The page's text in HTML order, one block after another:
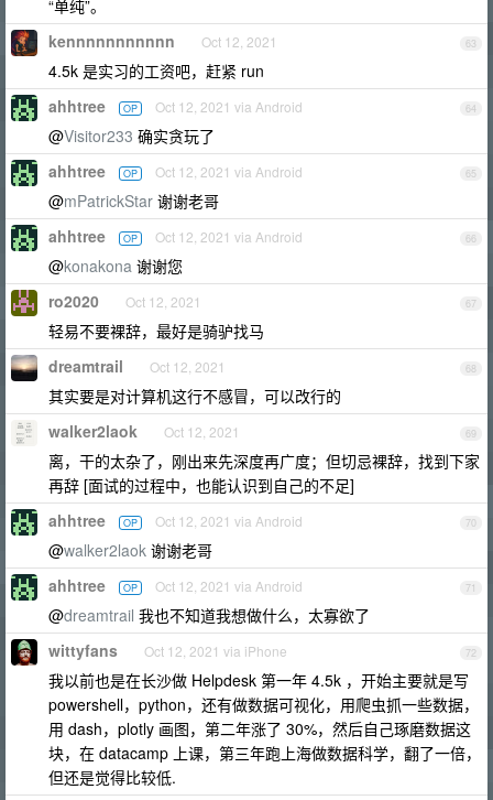
“单纯”。
63
kennnnnnnnnnn Oct 12, 2021
4.5k 是实习的工资吧，赶紧 run
64
ahhtree OP Oct 12, 2021 via Android
@Visitor233 确实贪玩了
65
ahhtree OP Oct 12, 2021 via Android
@mPatrickStar 谢谢老哥
66
ahhtree OP Oct 12, 2021 via Android
@konakona 谢谢您
67
ro2020 Oct 12, 2021
轻易不要裸辞，最好是骑驴找马
68
dreamtrail Oct 12, 2021
其实要是对计算机这行不感冒，可以改行的
69
walker2laok Oct 12, 2021
离，干的太杂了，刚出来先深度再广度；但切忌裸辞，找到下家
再辞 [面试的过程中，也能认识到自己的不足]
70
ahhtree OP Oct 12, 2021 via Android
@walker2laok 谢谢老哥
71
ahhtree OP Oct 12, 2021 via Android
@dreamtrail 我也不知道我想做什么，太寡欲了
72
wittyfans Oct 12, 2021 via iPhone
我以前也是在长沙做 Helpdesk 第一年 4.5k ，开始主要就是写
powershell，python，还有做数据可视化，用爬虫抓一些数据，
用 dash，plotly 画图，第二年涨了 30%，然后自己琢磨数据这
块，在 datacamp 上课，第三年跑上海做数据科学，翻了一倍，
但还是觉得比较低.